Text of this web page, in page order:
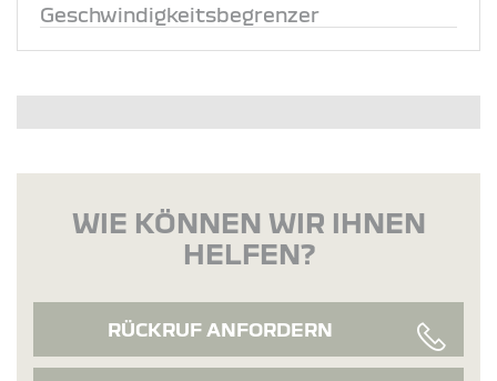
Geschwindigkeitsbegrenzer
WIE KÖNNEN WIR IHNEN
HELFEN?
RÜCKRUF ANFORDERN